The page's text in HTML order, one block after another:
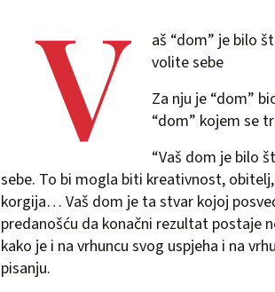
V
aš “dom” je bilo
volite sebe
Za nju je “dom”
“dom” kojem se
“Vaš dom je bilo
sebe. To bi mogla biti kreativnost,
korgija… Vaš dom je ta stvar kojoj
predanošću da konačni rezultat postaje
kako je i na vrhuncu svog uspjeha i na
pisanju.